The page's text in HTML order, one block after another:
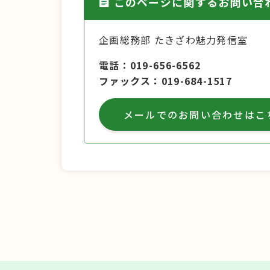
企画総務部 たきざわ魅力発信室
電話
019-656-6562
ファックス
019-684-1517
メールでのお問い合わせはこ